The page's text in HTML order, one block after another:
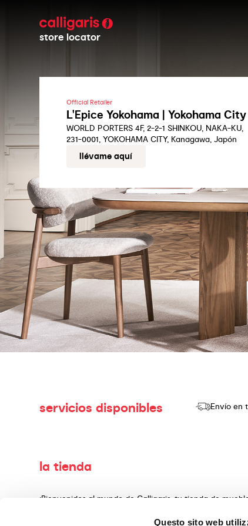
Questo sito web
store locator
Official Retailer
L'Epice Yokohama | Yokohama City
WORLD PORTERS 4F, 2-2-1 SHINKOU, NAKA-KU,
231-0001, YOKOHAMA CITY, Kanagawa, Japón
llévame aquí
servicios disponibles Envío en
la tienda
¡Bienvenidos al mundo de Calligaris, tu tienda de
producir y vender productos de alta calidad, con un